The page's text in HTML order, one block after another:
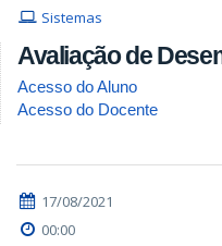
Sistemas
Avaliação de
Acesso do Aluno
Acesso do Docente
17/08/2021
00:00